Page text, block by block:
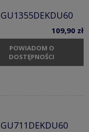
109,90 zł
POWIADOM O
DOSTĘPNOŚCI